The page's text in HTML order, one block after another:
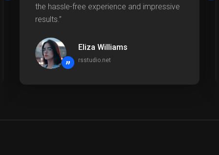
the hassle-free experience and impressive
results.”
”
Eliza Williams
rsstudio.net